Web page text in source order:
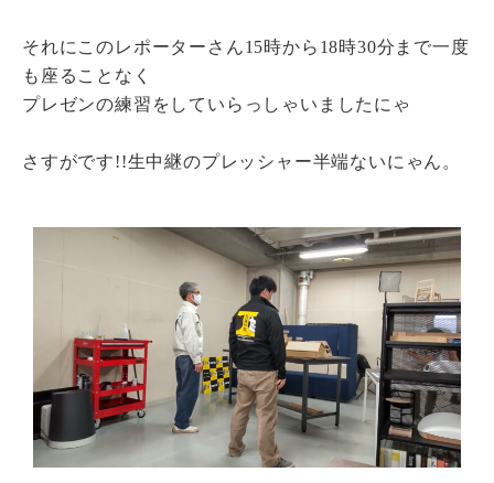
それにこのレポーターさん15時から18時30分まで一度
も座ることなく
プレゼンの練習をしていらっしゃいましたにゃ
さすがです!!生中継のプレッシャー半端ないにゃん。